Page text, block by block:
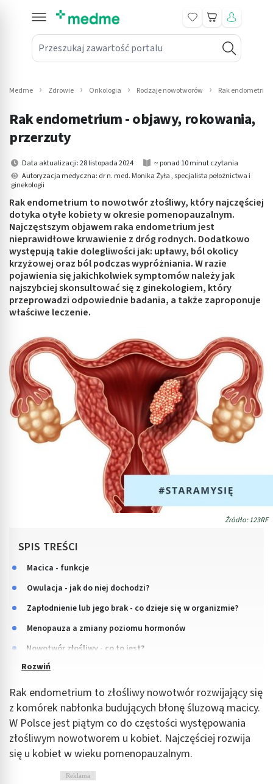
Przeszukaj zawartość portalu
Koszyk
submenu: Leki na receptę
submenu: Mama i dziecko
submenu: Kosmetyki
submenu: Higiena
submenu: Sprzęt medyczny
submenu: Intymne
submenu: Wellness
Medme Zdrowie Onkologia Rodzaje nowotworów Rak
Rak endometrium - objawy, rokowania,
przerzuty
Data aktualizacji: 28 listopada 2024
~ ponad 10 minut czytania
Autoryzacja medyczna: dr n. med. Monika Żyła , specjalista położnictwa i
ginekologii
Rak endometrium to nowotwór złośliwy, który najczęściej
dotyka otyłe kobiety w okresie pomenopauzalnym.
Najczęstszym objawem raka endometrium jest
nieprawidłowe krwawienie z dróg rodnych. Dodatkowo
występują takie dolegliwości jak: upławy, ból okolicy
krzyżowej oraz ból podczas wypróżniania. W razie
pojawienia się jakichkolwiek symptomów należy jak
najszybciej skonsultować się z ginekologiem, który
przeprowadzi odpowiednie badania, a także zaproponuje
właściwe leczenie.
Źródło: 123RF
SPIS TREŚCI
Macica - funkcje
Owulacja - jak do niej dochodzi?
Zapłodnienie lub jego brak - co dzieje się w organizmie?
Menopauza a zmiany poziomu hormonów
Nowotwór złośliwy - co to jest?
Rak endometrium to złośliwy nowotwór rozwijający się
z komórek nabłonka budujących błonę śluzową macicy.
W Polsce jest piątym co do częstości występowania
złośliwym nowotworem u kobiet. Najczęściej rozwija
się u kobiet w wieku pomenopauzalnym.
Reklama